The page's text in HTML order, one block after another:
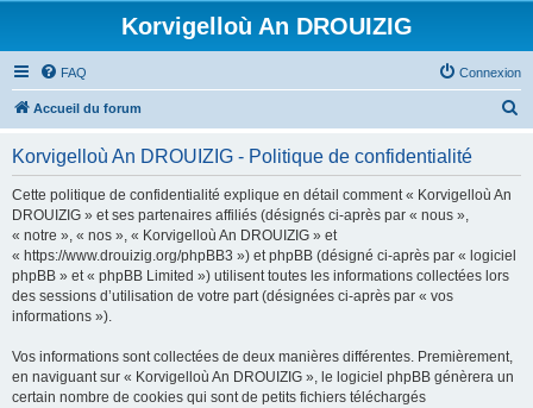
Korvigelloù An DROUIZIG
FAQ Connexion
Accueil du forum
Korvigelloù An DROUIZIG - Politique de confidentialité
Cette politique de confidentialité explique en détail comment « Korvigelloù An
DROUIZIG » et ses partenaires affiliés (désignés ci-après par « nous »,
« notre », « nos », « Korvigelloù An DROUIZIG » et
« https://www.drouizig.org/phpBB3 ») et phpBB (désigné ci-après par « logiciel
phpBB » et « phpBB Limited ») utilisent toutes les informations collectées lors
des sessions d’utilisation de votre part (désignées ci-après par « vos
informations »).
Vos informations sont collectées de deux manières différentes. Premièrement,
en naviguant sur « Korvigelloù An DROUIZIG », le logiciel phpBB génèrera un
certain nombre de cookies qui sont de petits fichiers téléchargés